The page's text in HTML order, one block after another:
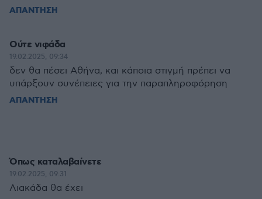
ΑΠΑΝΤΗΣΗ
Ούτε νιφάδα
19.02.2025, 09:34
δεν θα πέσει Αθήνα, και κάποια στιγμή πρέπει να
υπάρξουν συνέπειες για την παραπληροφόρηση
ΑΠΑΝΤΗΣΗ
Όπως καταλαβαίνετε
19.02.2025, 09:31
Λιακάδα θα έχει